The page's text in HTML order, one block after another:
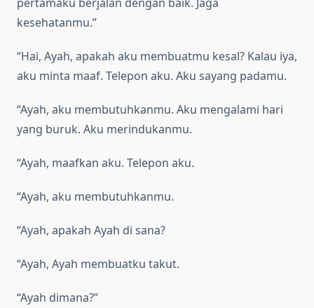
kesehatanmu.”
“Hai, Ayah, apakah aku membuatmu kesal? Kalau iya,
aku minta maaf. Telepon aku. Aku sayang padamu.
“Ayah, aku membutuhkanmu. Aku mengalami hari
yang buruk. Aku merindukanmu.
“Ayah, maafkan aku. Telepon aku.
“Ayah, aku membutuhkanmu.
“Ayah, apakah Ayah di sana?
“Ayah, Ayah membuatku takut.
“Ayah dimana?”